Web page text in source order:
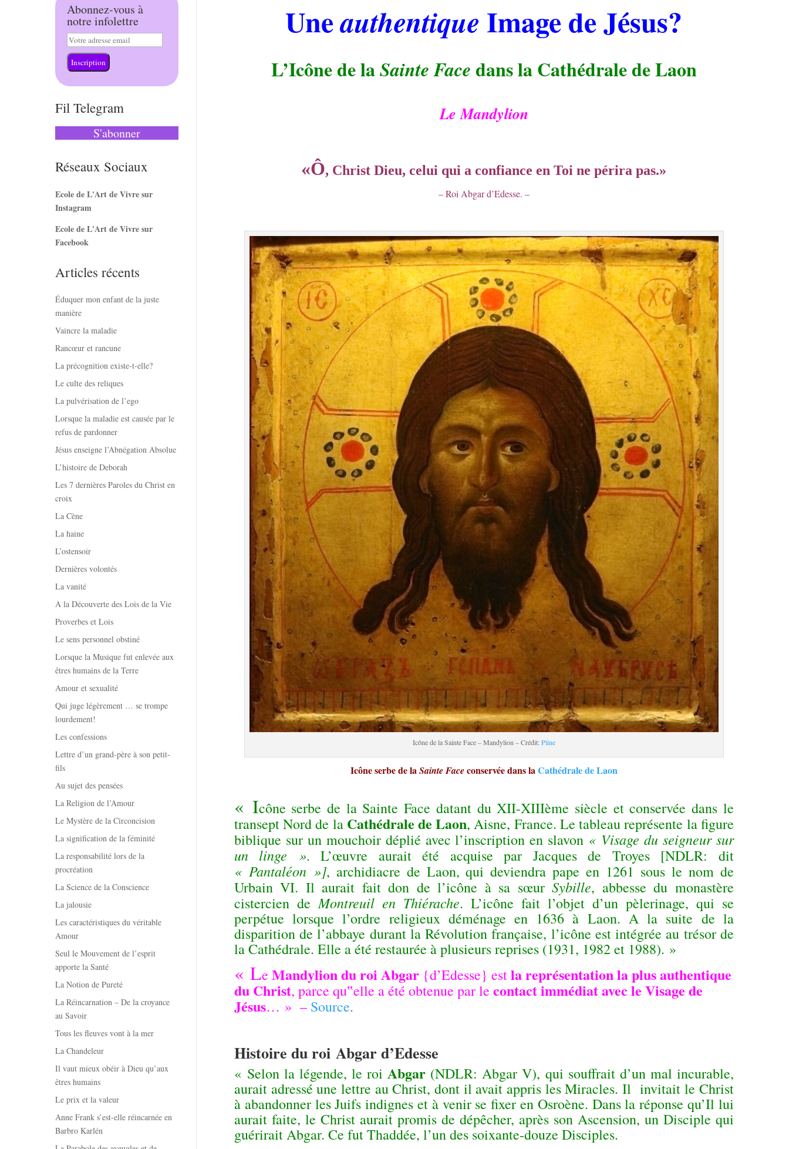
Abonnez-vous à
notre infolettre
Inscription
Fil Telegram
S'abonner
Réseaux Sociaux
Ecole de L'Art de Vivre sur
Instagram
Ecole de L'Art de Vivre sur
Facebook
Articles récents
Éduquer mon enfant de la juste
manière
Vaincre la maladie
Rancœur et rancune
La précognition existe-t-elle?
Le culte des reliques
La pulvérisation de l’ego
Lorsque la maladie est causée par le
refus de pardonner
Jésus enseigne l’Abnégation Absolue
L’histoire de Deborah
Les 7 dernières Paroles du Christ en
croix
La Cène
La haine
L’ostensoir
Dernières volontés
La vanité
A la Découverte des Lois de la Vie
Proverbes et Lois
Le sens personnel obstiné
Lorsque la Musique fut enlevée aux
êtres humains de la Terre
Amour et sexualité
Qui juge légèrement … se trompe
lourdement!
Les confessions
Lettre d’un grand-père à son petit-
fils
Au sujet des pensées
La Religion de l’Amour
Le Mystère de la Circoncision
La signification de la féminité
La responsabilité lors de la
procréation
La Science de la Conscience
La jalousie
Les caractéristiques du véritable
Amour
Seul le Mouvement de l’esprit
apporte la Santé
La Notion de Pureté
La Réincarnation – De la croyance
au Savoir
Tous les fleuves vont à la mer
La Chandeleur
Il vaut mieux obéir à Dieu qu’aux
êtres humains
Le prix et la valeur
Anne Frank s’est-elle réincarnée en
Barbro Karlén
Uneauthentique Image de Jésus?
L’Icône de laSainte Face dans la Cathédrale de Laon
Le Mandylion
«Ô, Christ Dieu, celui qui a confiance en Toi ne périra pas.»
– Roi Abgar d’Edesse. –
Icône de la Sainte Face – Mandylion – Crédit:Pline
Icône serbe de laSainte Faceconservée dans laCathédrale de Laon
« Icône serbe de la Sainte Face datant du XII-XIIIème siècle et conservée dans le
transept Nord de la Cathédrale de Laon, Aisne, France. Le tableau représente la figure
biblique sur un mouchoir déplié avec l’inscription en slavon « Visage du seigneur sur
un linge ». L’œuvre aurait été acquise par Jacques de Troyes [NDLR: dit
« Pantaléon »], archidiacre de Laon, qui deviendra pape en 1261 sous le nom de
Urbain VI. Il aurait fait don de l’icône à sa sœurSybille, abbesse du monastère
cistercien deMontreuil en Thiérache. L’icône fait l’objet d’un pèlerinage, qui se
perpétue lorsque l’ordre religieux déménage en 1636 à Laon. A la suite de la
disparition de l’abbaye durant la Révolution française, l’icône est intégrée au trésor de
la Cathédrale. Elle a été restaurée à plusieurs reprises (1931, 1982 et 1988). »
« Le Mandylion du roi Abgar{d’Edesse} estla représentation la plus authentique
du Christ, parce qu‟elle a été obtenue par le contact immédiat avec le Visage de
Jésus… » – Source.
Histoire du roi Abgar d’Edesse
« Selon la légende, le roiAbgar (NDLR: Abgar V), qui souffrait d’un mal incurable,
aurait adressé une lettre au Christ, dont il avait appris les Miracles. Il invitait le Christ
à abandonner les Juifs indignes et à venir se fixer en Osroène. Dans la réponse qu’Il lui
aurait faite, le Christ aurait promis de dépêcher, après son Ascension, un Disciple qui
guérirait Abgar. Ce fut Thaddée, l’un des soixante-douze Disciples.